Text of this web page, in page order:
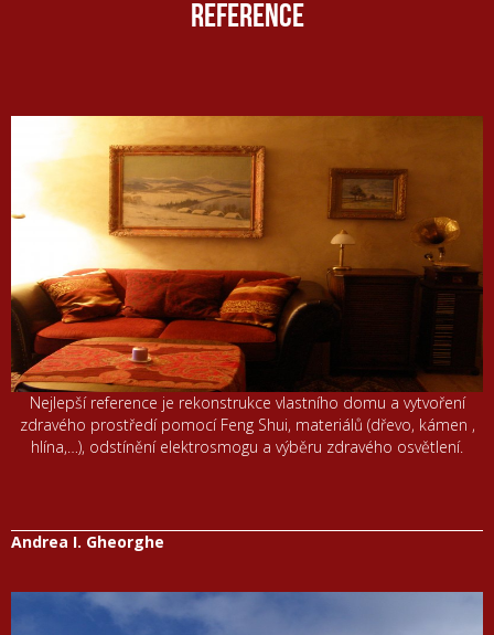
REFERENCE
Nejlepší reference je rekonstrukce vlastního domu a vytvoření
zdravého prostředí pomocí Feng Shui, materiálů (dřevo, kámen ,
hlína,…), odstínění elektrosmogu a výběru zdravého osvětlení.
Andrea I. Gheorghe